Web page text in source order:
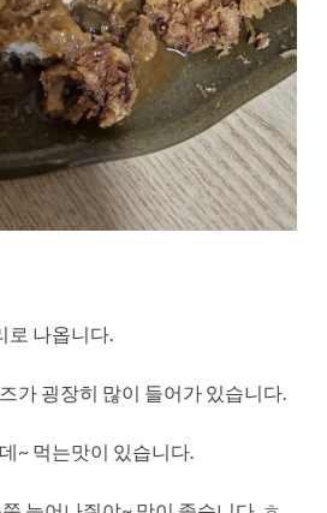
로 나옵니다.
가 굉장히 많이 들어가 있습니다.
~ 먹는맛이 있습니다.